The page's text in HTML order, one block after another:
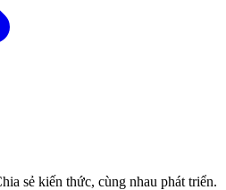
sẻ kiến thức, cùng nhau phát triển.